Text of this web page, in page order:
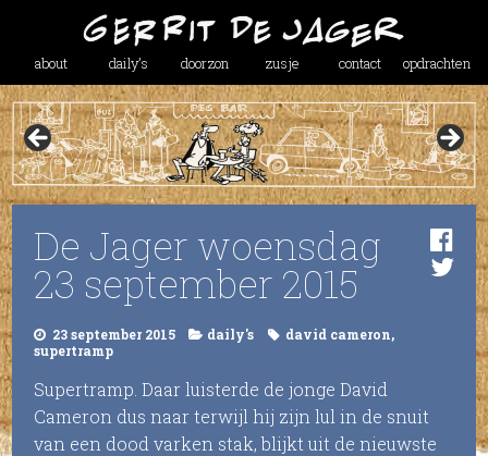
about daily’s doorzon zusje contact opdrachten
De Jager woensdag
23 september 2015
23 september 2015 daily's david cameron,
supertramp
Supertramp. Daar luisterde de jonge David
Cameron dus naar terwijl hij zijn lul in de snuit
van een dood varken stak, blijkt uit de nieuwste